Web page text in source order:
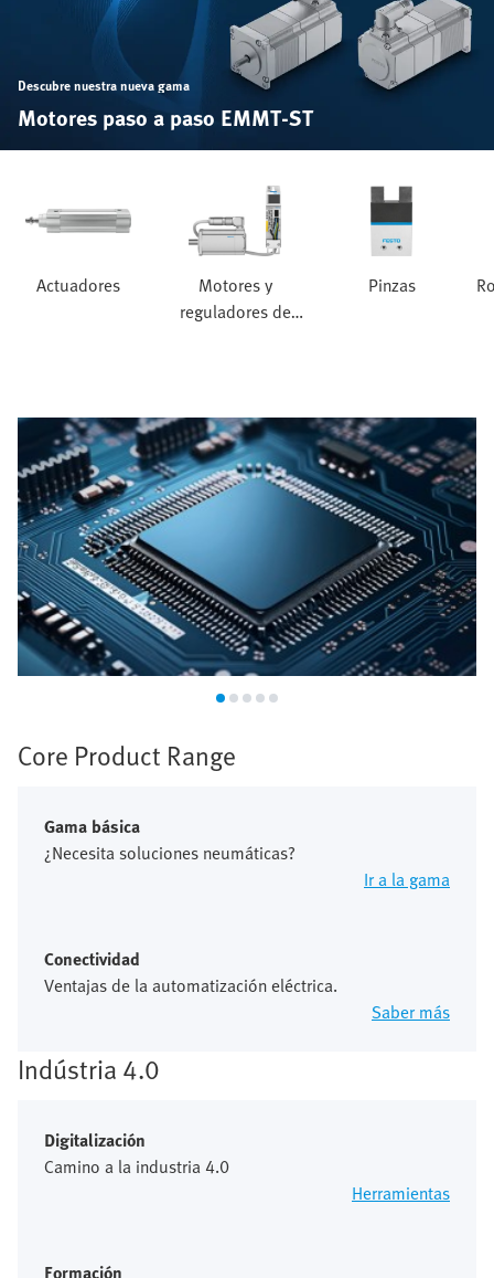
Descubre nuestra nueva gama
Motores paso a paso EMMT-ST
Actuadores
Motores y
reguladores de
Pinzas
Industria de semiconductores
Core Product Range
Gama básica
¿Necesita soluciones neumáticas?
Ir a la gama
Conectividad
Ventajas de la automatización eléctrica.
Saber más
Indústria 4.0
Digitalización
Camino a la industria 4.0
Herramientas
Formación